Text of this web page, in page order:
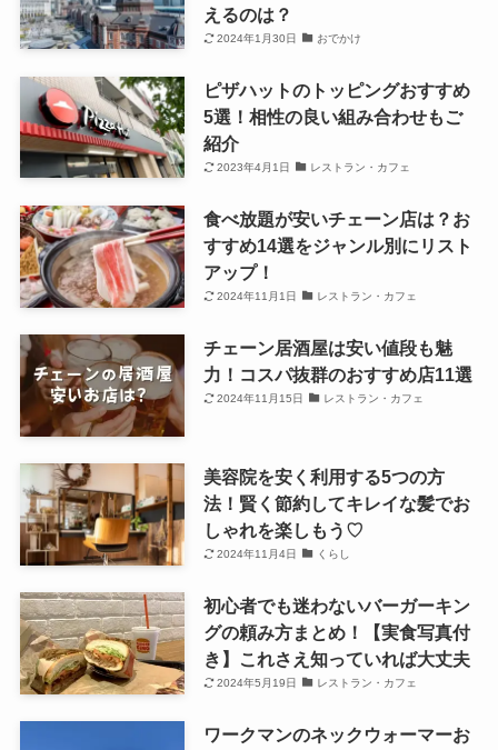
えるのは？
2024年1月30日 おでかけ
ピザハットのトッピングおすすめ
5選！相性の良い組み合わせもご
紹介
2023年4月1日 レストラン・カフェ
食べ放題が安いチェーン店は？お
すすめ14選をジャンル別にリスト
アップ！
2024年11月1日 レストラン・カフェ
チェーン居酒屋は安い値段も魅
力！コスパ抜群のおすすめ店11選
2024年11月15日 レストラン・カフェ
美容院を安く利用する5つの方
法！賢く節約してキレイな髪でお
しゃれを楽しもう♡
2024年11月4日 くらし
初心者でも迷わないバーガーキン
グの頼み方まとめ！【実食写真付
き】これさえ知っていれば大丈夫
2024年5月19日 レストラン・カフェ
ワークマンのネックウォーマーお